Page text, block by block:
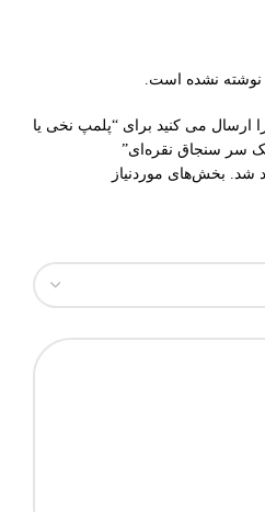
نوشته نشده است.
ارسال می کنید برای “پلمپ نخی یا
سر سنجاق نقره‌ای”
شد.
بخش‌های موردنیاز